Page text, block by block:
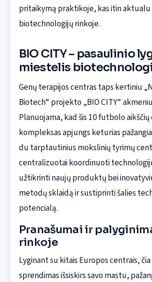
pritaikymą praktikoje, kas itin
biotechnologijų rinkoje.
BIO CITY – pasaulinio
miestelis
Genų terapijos centras taps kertiniu
Biotech“ projekto „BIO CITY“
Planuojama, kad šis 10 futbolo aikščių
kompleksas apjungs keturias
du tarptautinius mokslinių tyrimų
centralizuotai koordinuoti
užtikrinti naujų produktų bei
metodų sklaidą ir sustiprinti šalies
potencialą.
Pranašumai ir
rinkoje
Lyginant su kitais Europos centrais,
sprendimas išsiskirs savo mastu,